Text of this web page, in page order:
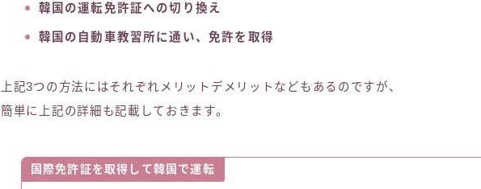
韓国の運転免許証への切り換え
韓国の自動車教習所に通い、免許を取得
上記3つの方法にはそれぞれメリットデメリットなどもあるのですが、
簡単に上記の詳細も記載しておきます。
国際免許証を取得して韓国で運転